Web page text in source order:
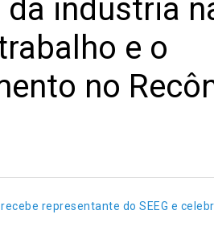
indústria
e o
no
representante do SEEG e